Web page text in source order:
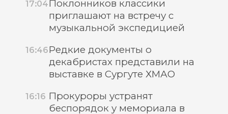
17:04Поклонников классики
приглашают на встречу с
музыкальной экспедицией
16:46Редкие документы о
декабристах представили на
выставке в Сургуте ХМАО
16:16 Прокуроры устранят
беспорядок у мемориала в